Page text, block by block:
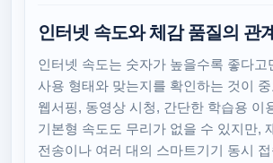
인터넷 속도와 체감 품질의 관계
인터넷 속도는 숫자가 높을수록 좋다고
사용 형태와 맞는지를 확인하는 것이
웹서핑, 동영상 시청, 간단한 학습용 이
기본형 속도도 무리가 없을 수 있지만,
전송이나 여러 대의 스마트기기 동시